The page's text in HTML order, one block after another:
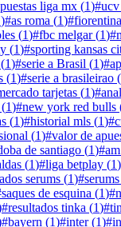
liga mx (1)#ucv
)#as roma (1)#fiorentina
(1)#fbc melgar(1)#
(1)#sporting kansas
(1)#serie a Brasil (1)#
(1)#serie a brasileirao (
tarjetas (1)#
(1)#new york red bulls
(1)#historial mls (1)#
(1)#valor de
de santiago (1)#
(1)#liga betplay (1)
serums (1)#
saques de esquina (1)#
#resultados tinka (1)#
#bayern (1)#inter(1)#